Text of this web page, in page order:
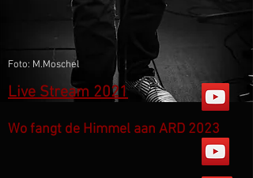
Foto: M.Moschel
Live Stream 2021
Wo fangt de Himmel aan ARD 2023